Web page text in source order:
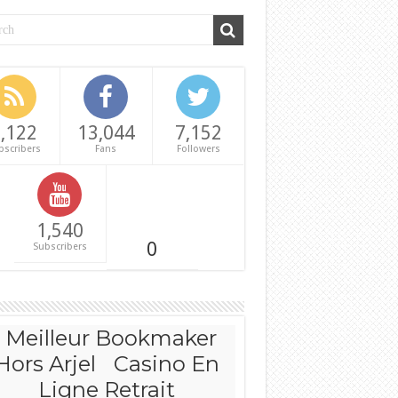
13,044
Fans
7,152
Followers
1,540
Subscribers 0